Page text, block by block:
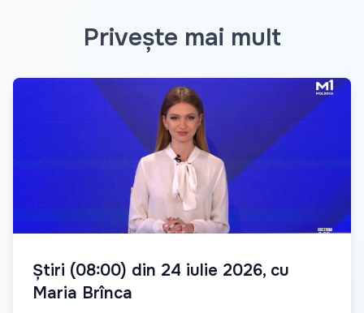
Privește mai mult
Știri (08:00) din 24 iulie 2026, cu
Maria Brînca